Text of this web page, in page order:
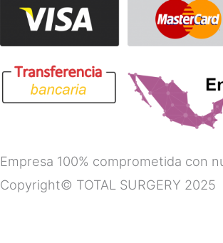
Empresa 100% comprometida con
Copyright© TOTAL SURGERY 2025